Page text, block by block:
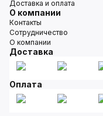
Доставка и оплата
О компании
Контакты
Сотрудничество
О компании
Доставка
Оплата